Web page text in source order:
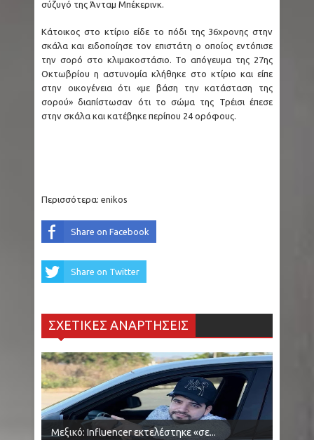
δημοφιλούς σειράς σύντομα στο Disney+
(Video)
ΗΠΑ - Βόρεια Καρολίνα: Μακελειό σε σπίτι με
τρεις νεκρούς, ανάμεσά τους και ο δράστης
Στενά Ορμούζ: Δεξαμενόπλοιο ακύρωσε τη
μετάδοση» την ώρα που έκανε live στο Tiktok
συναγερμό - Οι 25 στην Αττική - Ξεκινάνε
ψεκασμοί
Κολομβία: Εν ψυχρώ δολοφονία ζευγαριού σε
μπαρ - Η γυναίκα προσπάθησε να
σύζυγό της Άνταμ Μπέκερινκ.
Κάτοικος στο κτίριο είδε το πόδι της 36χρονης στην
σκάλα και ειδοποίησε τον επιστάτη ο οποίος εντόπισε
την σορό στο κλιμακοστάσιο. Το απόγευμα της 27ης
Οκτωβρίου η αστυνομία κλήθηκε στο κτίριο και είπε
στην οικογένεια ότι «με βάση την κατάσταση της
σορού» διαπίστωσαν ότι το σώμα της Τρέισι έπεσε
στην σκάλα και κατέβηκε περίπου 24 ορόφους.
Περισσότερα: enikos
Share on Facebook
Share on Twitter
ΣΧΕΤΙΚΕΣ ΑΝΑΡΤΗΣΕΙΣ
Μεξικό: Influencer εκτελέστηκε «σε...